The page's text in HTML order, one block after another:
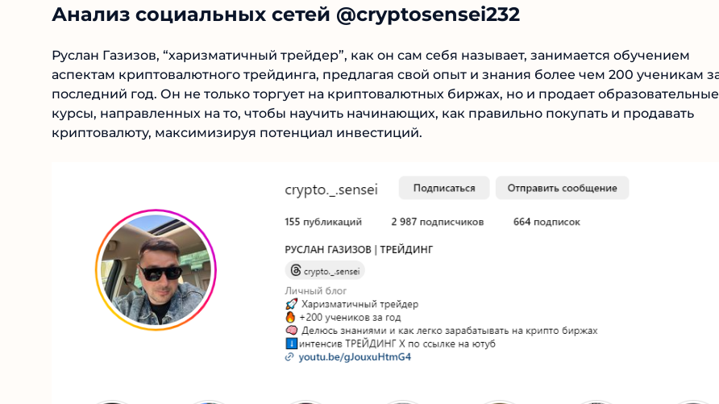
Анализ социальных сетей @cryptosensei232
Руслан Газизов, “харизматичный трейдер”, как он сам себя называет, занимается обучением
аспектам криптовалютного трейдинга, предлагая свой опыт и знания более чем 200 ученикам за
последний год. Он не только торгует на криптовалютных биржах, но и продает образовательные
курсы, направленных на то, чтобы научить начинающих, как правильно покупать и продавать
криптовалюту, максимизируя потенциал инвестиций.